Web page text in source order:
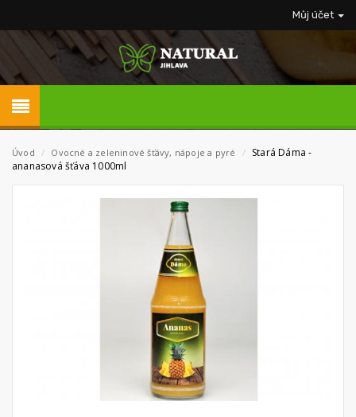
Můj účet
Úvod / Ovocné a zeleninové šťávy, nápoje a pyré /
Stará Dáma -
ananasová šťáva 1000ml